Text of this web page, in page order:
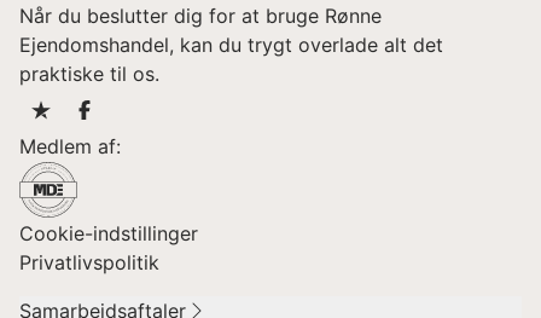
Når du beslutter dig for at bruge Rønne
Ejendomshandel, kan du trygt overlade alt det
praktiske til os.
Medlem af:
Cookie-indstillinger
Privatlivspolitik
Samarbejdsaftaler